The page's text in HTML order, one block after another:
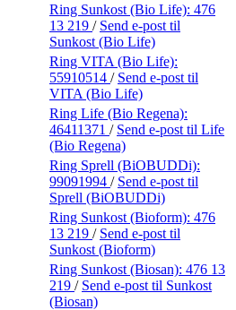
Ring Sunkost (Bio Life): 476
13 219 / Send e-post til
Sunkost (Bio Life)
Ring VITA (Bio Life):
55910514 / Send e-post til
VITA (Bio Life)
Ring Life (Bio Regena):
46411371 / Send e-post til Life
(Bio Regena)
Ring Sprell (BiOBUDDi):
99091994 / Send e-post til
Sprell (BiOBUDDi)
Ring Sunkost (Bioform): 476
13 219 / Send e-post til
Sunkost (Bioform)
Ring Sunkost (Biosan): 476 13
219 / Send e-post til Sunkost
(Biosan)